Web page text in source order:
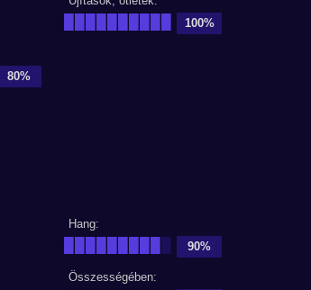
100%
80%
Hang:
90%
Összességében: